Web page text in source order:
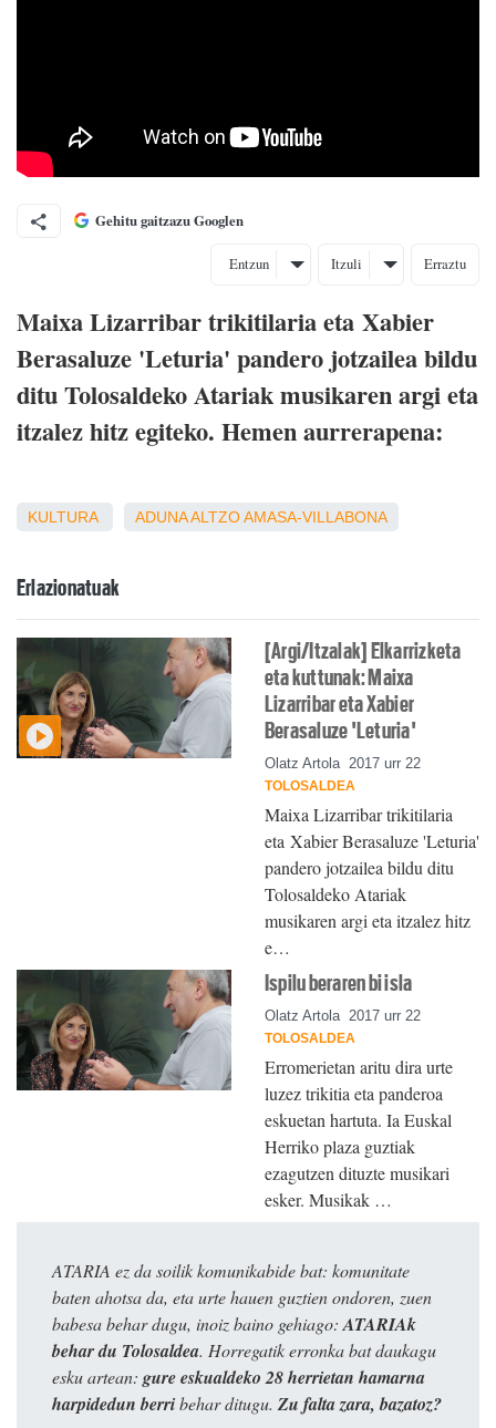
Gehitu gaitzazu Googlen
Entzun Itzuli Erraztu
Maixa Lizarribar trikitilaria eta Xabier
Berasaluze 'Leturia' pandero jotzailea bildu
ditu Tolosaldeko Atariak musikaren argi eta
itzalez hitz egiteko. Hemen aurrerapena:
KULTURA ADUNAALTZOAMASA-VILLABONA
Erlazionatuak
[Argi/Itzalak] Elkarrizketa
eta kuttunak: Maixa
Lizarribar eta Xabier
Berasaluze 'Leturia'
Olatz Artola 2017 urr 22
TOLOSALDEA
Maixa Lizarribar trikitilaria
eta Xabier Berasaluze 'Leturia'
pandero jotzailea bildu ditu
Tolosaldeko Atariak
musikaren argi eta itzalez hitz
e…
Ispilu beraren bi isla
Olatz Artola 2017 urr 22
TOLOSALDEA
Erromerietan aritu dira urte
luzez trikitia eta panderoa
eskuetan hartuta. Ia Euskal
Herriko plaza guztiak
ezagutzen dituzte musikari
esker. Musikak …
ATARIA ez da soilik komunikabide bat: komunitate
baten ahotsa da, eta urte hauen guztien ondoren, zuen
babesa behar dugu, inoiz baino gehiago:ATARIAk
behar du Tolosaldea. Horregatik erronka bat daukagu
esku artean: gure eskualdeko 28 herrietan hamarna
harpidedun berribehar ditugu. Zu falta zara, bazatoz?